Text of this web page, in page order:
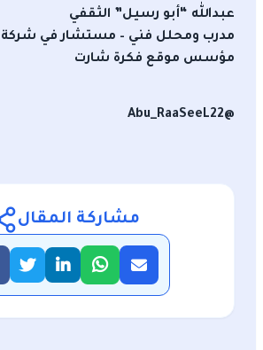
عبدالله “أبو رسيل” الثقفي
مدرب ومحلل فني – مستشار في شركة
مؤسس موقع فكرة شارت
@Abu_RaaSeeL22
مشاركة المقال